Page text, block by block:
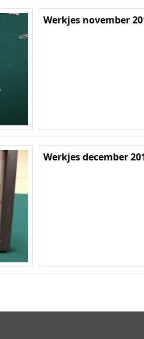
Werkjes november
Werkjes december